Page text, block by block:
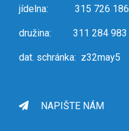
jídelna: 315 726 186
družina: 311 284 983
dat. schránka: z32may5
NAPIŠTE NÁM